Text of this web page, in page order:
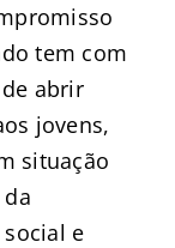
tem com
abrir
jovens,
situação
e